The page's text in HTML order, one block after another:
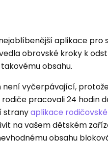
aplikace
obrovské kroky k
obsahu.
není vyčerpávající,
pracovali 24 hodin
stranyaplikace
na vašem dětském
obsahu